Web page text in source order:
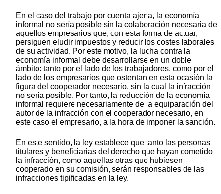
En el caso del trabajo por cuenta ajena, la economía
informal no sería posible sin la colaboración necesaria de
aquellos empresarios que, con esta forma de actuar,
persiguen eludir impuestos y reducir los costes laborales
de su actividad. Por este motivo, la lucha contra la
economía informal debe desarrollarse en un doble
ámbito: tanto por el lado de los trabajadores, como por el
lado de los empresarios que ostentan en esta ocasión la
figura del cooperador necesario, sin la cual la infracción
no sería posible. Por tanto, la reducción de la economía
informal requiere necesariamente de la equiparación del
autor de la infracción con el cooperador necesario, en
este caso el empresario, a la hora de imponer la sanción.
En este sentido, la ley establece que tanto las personas
titulares y beneficiarias del derecho que hayan cometido
la infracción, como aquellas otras que hubiesen
cooperado en su comisión, serán responsables de las
infracciones tipificadas en la ley.